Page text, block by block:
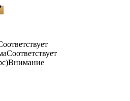
Соответствует
Внимание